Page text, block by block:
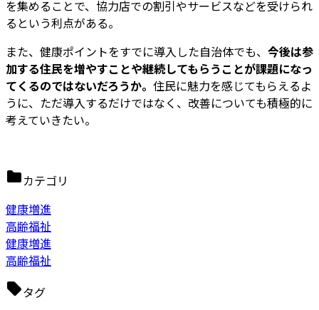
を集めることで、協力店での割引やサービスなどを受けられ
るという利点がある。
また、健康ポイントをすでに導入した自治体でも、 今後は参
加する住民を増やすことや継続してもらうことが課題になっ
てくるのではないだろうか。 住民に魅力を感じてもらえるよ
うに、ただ導入するだけではなく、改善についても積極的に
考えていきたい。
カテゴリ
健康増進
高齢福祉
健康増進
高齢福祉
タグ